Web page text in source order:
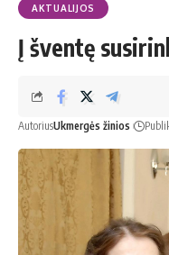
AKTUALIJOS
Į šventę
AutoriusUkmergės žinios